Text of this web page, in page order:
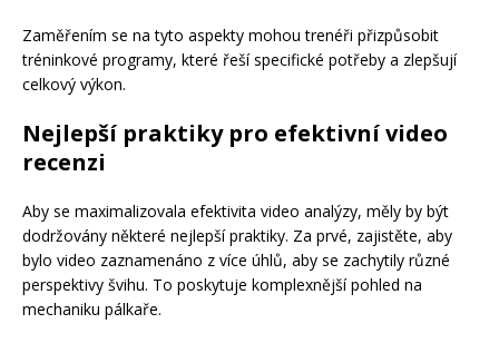
Zaměřením se na tyto aspekty mohou trenéři přizpůsobit
tréninkové programy, které řeší specifické potřeby a zlepšují
celkový výkon.
Nejlepší praktiky pro efektivní video
recenzi
Aby se maximalizovala efektivita video analýzy, měly by být
dodržovány některé nejlepší praktiky. Za prvé, zajistěte, aby
bylo video zaznamenáno z více úhlů, aby se zachytily různé
perspektivy švihu. To poskytuje komplexnější pohled na
mechaniku pálkaře.